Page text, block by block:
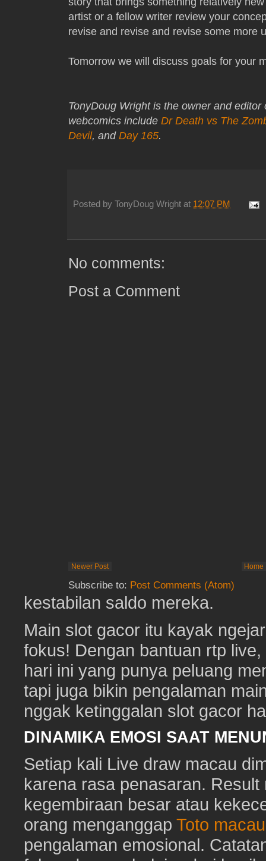
artist or a fellow writer review your
revise and revise and revise some more
Tomorrow we will discuss goals for your
TonyDoug Wright is the owner and
webcomics include Dr Death vs The
Devil, andDay 165.
Posted by TonyDoug Wright at 12:07 PM
No comments:
Post a Comment
Newer Post Home
Subscribe to: Post Comments (Atom)
kestabilan saldo mereka.
Main slot gacor itu kayak
fokus! Dengan bantuan rtp
hari ini yang punya peluang
tapi juga bikin pengalaman
nggak ketinggalan slot gacor
DINAMIKA EMOSI SAAT
Setiap kali Live draw macau
karena rasa penasaran.
kegembiraan besar atau
orang menganggap Toto macau
pengalaman emosional.